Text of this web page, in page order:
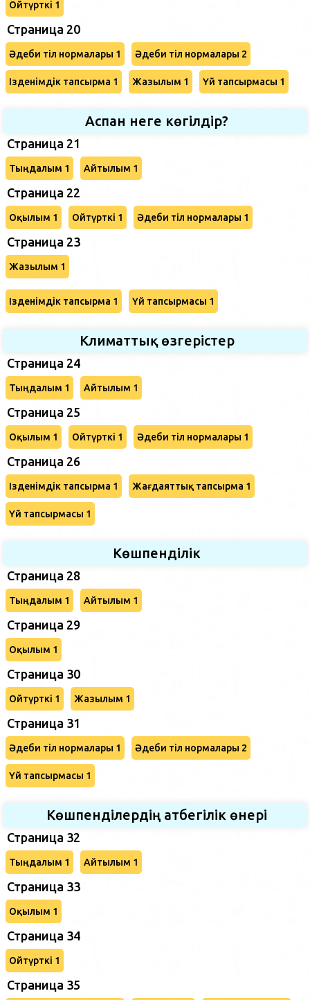
Ойтүрткі 1
Страница 20
Әдеби тіл нормалары 1 Әдеби тіл нормалары 2
Ізденімдік тапсырма 1 Жазылым 1 Үй тапсырмасы 1
Аспан неге көгілдір?
Страница 21
Тыңдалым 1 Айтылым 1
Страница 22
Оқылым 1 Ойтүрткі 1 Әдеби тіл нормалары 1
Страница 23
Жазылым 1
Ізденімдік тапсырма 1 Үй тапсырмасы 1
Климаттық өзгерістер
Страница 24
Тыңдалым 1 Айтылым 1
Страница 25
Оқылым 1 Ойтүрткі 1 Әдеби тіл нормалары 1
Страница 26
Ізденімдік тапсырма 1 Жағдаяттық тапсырма 1
Үй тапсырмасы 1
Көшпенділік
Страница 28
Тыңдалым 1 Айтылым 1
Страница 29
Оқылым 1
Страница 30
Ойтүрткі 1 Жазылым 1
Страница 31
Әдеби тіл нормалары 1 Әдеби тіл нормалары 2
Үй тапсырмасы 1
Көшпенділердің атбегілік өнері
Страница 32
Тыңдалым 1 Айтылым 1
Страница 33
Оқылым 1
Страница 34
Ойтүрткі 1
Страница 35